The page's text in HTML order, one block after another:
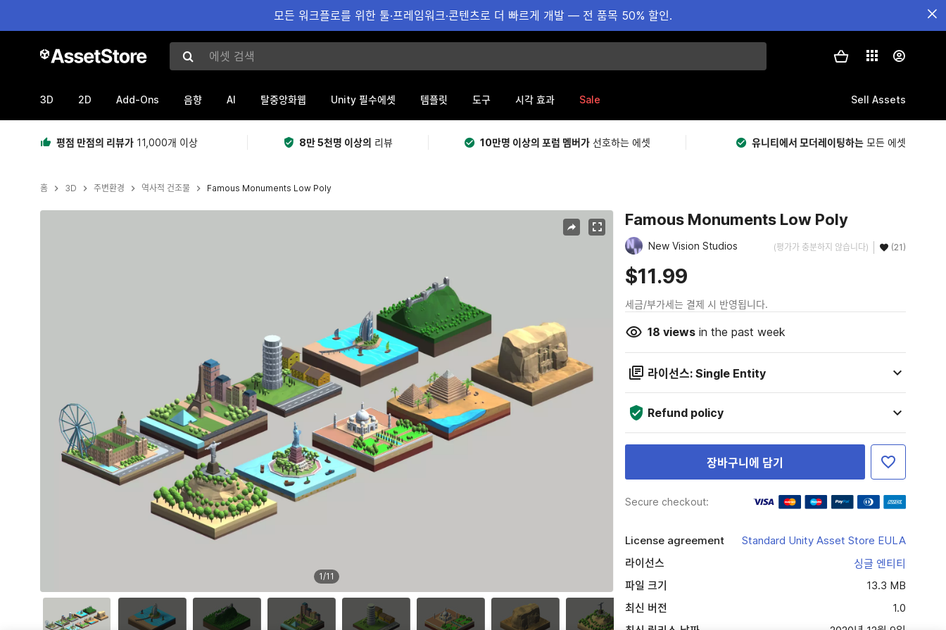
모든 워크플로를 위한 툴·프레임워크·콘텐츠로 더 빠르게 개발 — 전 품목 50% 할인.
에셋 검색
3D 2D Add-Ons 음향 AI 탈중앙화웹 Unity 필수에셋 템플릿 도구 시각 효과 Sale Sell Assets
평점 만점의 리뷰가 11,000개 이상 8만 5천명 이상의 리뷰 10만명 이상의 포럼 멤버가 선호하는 에셋 유니티에서 모더레이팅하는 모든 에셋
홈 3D 주변환경 역사적 건조물 Famous Monuments Low Poly
1/11
Famous Monuments Low Poly
New Vision Studios (평가가 충분하지 않습니다) (21)
$11.99
세금/부가세는 결제 시 반영됩니다.
18 viewsin the past week
라이선스: Single Entity
Refund policy
장바구니에 담기
Secure checkout:
License agreement
Standard Unity Asset Store EULA
라이선스
싱글 엔티티
파일 크기
13.3 MB
최신 버전
1.0